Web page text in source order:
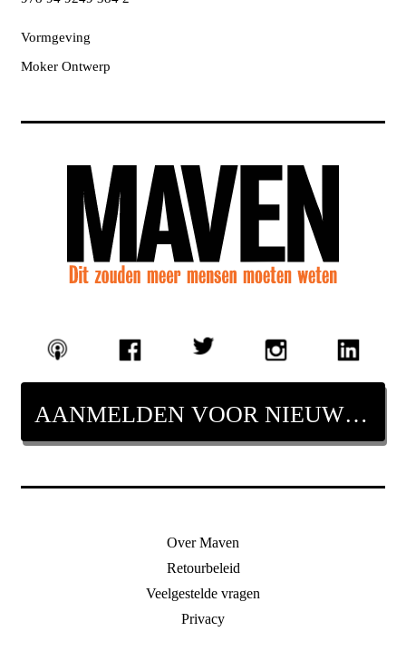
Vormgeving
Moker Ontwerp
AANMELDEN VOOR NIEUWSBRIEF
Over Maven
Retourbeleid
Veelgestelde vragen
Privacy